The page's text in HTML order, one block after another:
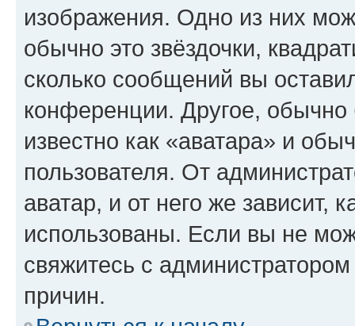
изображения. Одно из них
обычно это звёздочки,
сколько сообщений вы
конференции. Другое,
известно как «аватара» и
пользователя. От
аватар, и от него же зависит,
использованы. Если вы не
свяжитесь с
причин.